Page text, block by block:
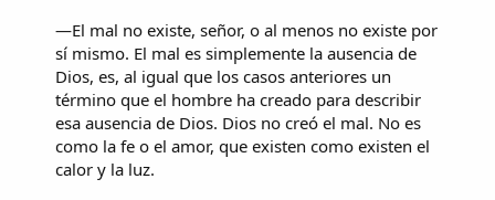
—El mal no existe, señor, o al menos no existe por
sí mismo. El mal es simplemente la ausencia de
Dios, es, al igual que los casos anteriores un
término que el hombre ha creado para describir
esa ausencia de Dios. Dios no creó el mal. No es
como la fe o el amor, que existen como existen el
calor y la luz.